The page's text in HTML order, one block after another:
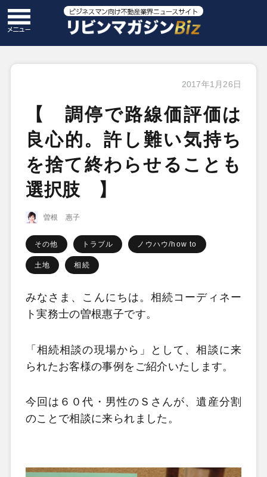
2017年1月26日
【 調停で路線価評価は
良心的。許し難い気持ち
を捨て終わらせることも
選択肢 】
曽根 惠子
その他 トラブル ノウハウ/how to
土地 相続
みなさま、こんにちは。相続コーディネー
ト実務士の曽根惠子です。
「相続相談の現場から」として、相談に来
られたお客様の事例をご紹介いたします。
今回は６０代・男性のＳさんが、遺産分割
のことで相談に来られました。